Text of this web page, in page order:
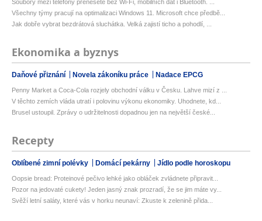
Soubory mezi telefony přenesete bez Wi-Fi, mobilních dat i Bluetooth. ...
Všechny týmy pracují na optimalizaci Windows 11. Microsoft chce předbě...
Jak dobře vybrat bezdrátová sluchátka. Velká zajistí ticho a pohodlí, ...
Ekonomika a byznys
Daňové přiznání Novela zákoníku práce Nadace EPCG
Penny Market a Coca-Cola rozjely obchodní válku v Česku. Lahve mizí z ...
V těchto zemích vláda utratí i polovinu výkonu ekonomiky. Uhodnete, kd...
Brusel ustoupil. Zprávy o udržitelnosti dopadnou jen na největší české...
Recepty
Oblíbené zimní polévky Domácí pekárny Jídlo podle horoskopu
Oopsie bread: Proteinové pečivo lehké jako obláček zvládnete připravit...
Pozor na jedovaté cukety! Jeden jasný znak prozradí, že se jim máte vy...
Svěží letní saláty, které vás v horku neunaví: Zkuste k zelenině přida...